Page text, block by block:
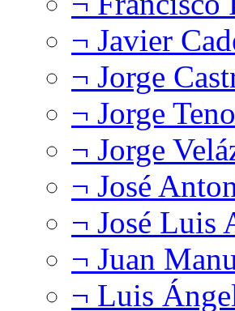
¬ Javier
¬ Jorge
¬ Jorge
¬ Jorge
¬ José
¬ José Luis
¬ Juan
¬ Luis